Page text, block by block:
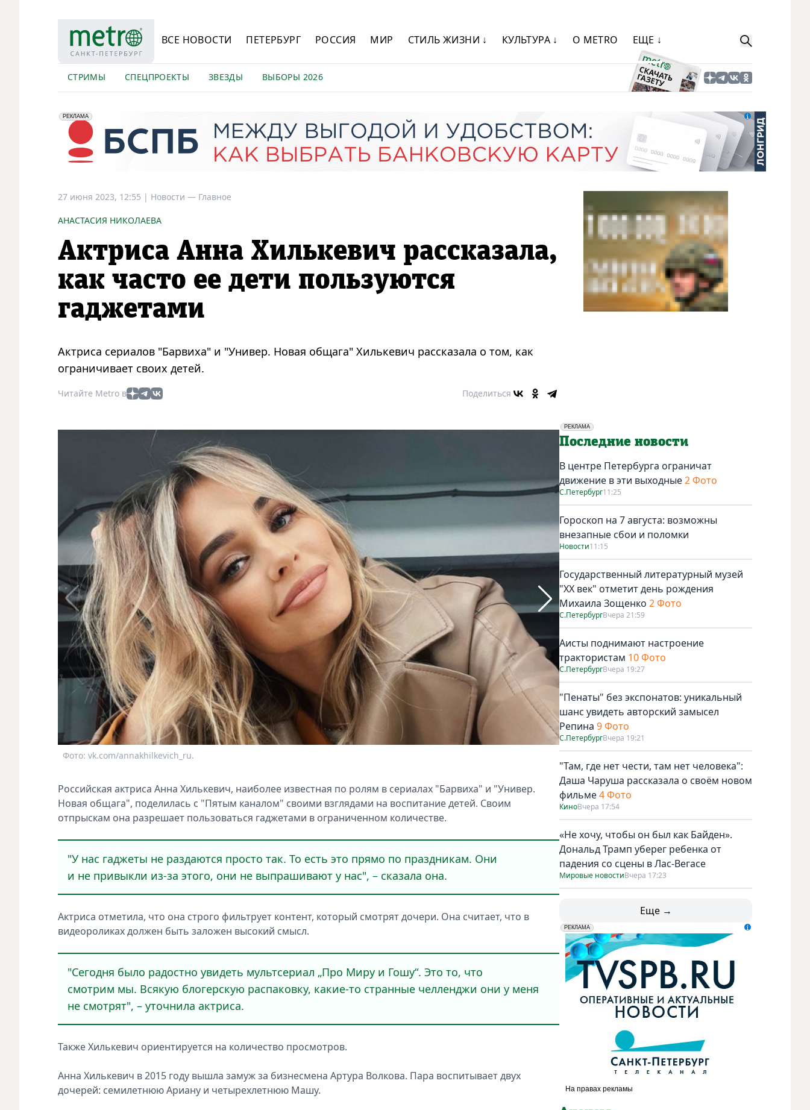
ВСЕ НОВОСТИ ПЕТЕРБУРГ РОССИЯ МИР СТИЛЬ ЖИЗНИ ↓ КУЛЬТУРА ↓ О METRO ЕЩЕ ↓
СТРИМЫ СПЕЦПРОЕКТЫ ЗВЕЗДЫ ВЫБОРЫ 2026
erid: 2VfnxyFybV5
РЕКЛАМА
ПАО "Банк "Санкт-Петербург", ИНН: 7831000027
27 июня 2023, 12:55 | Новости — Главное
АНАСТАСИЯ НИКОЛАЕВА
Актриса Анна Хилькевич рассказала,
как часто ее дети пользуются
гаджетами
Актриса сериалов "Барвиха" и "Универ. Новая общага" Хилькевич рассказала о том, как
ограничивает своих детей.
Читайте Metro в Поделиться
Фото: vk.com/annakhilkevich_ru.
Фото: vk.com/annakhilkevich_ru.
Российская актриса Анна Хилькевич, наиболее известная по ролям в сериалах "Барвиха" и "Универ.
Новая общага", поделилась с "Пятым каналом" своими взглядами на воспитание детей. Своим
отпрыскам она разрешает пользоваться гаджетами в ограниченном количестве.
"У нас гаджеты не раздаются просто так. То есть это прямо по праздникам. Они
и не привыкли из-за этого, они не выпрашивают у нас", – сказала она.
Актриса отметила, что она строго фильтрует контент, который смотрят дочери. Она считает, что в
видеороликах должен быть заложен высокий смысл.
"Сегодня было радостно увидеть мультсериал „Про Миру и Гошу“. Это то, что
смотрим мы. Всякую блогерскую распаковку, какие-то странные челленджи они у меня
не смотрят", – уточнила актриса.
Также Хилькевич ориентируется на количество просмотров.
Анна Хилькевич в 2015 году вышла замуж за бизнесмена Артура Волкова. Пара воспитывает двух
дочерей: семилетнюю Ариану и четырехлетнюю Машу.
РЕКЛАМА
Социальная реклама
Последние новости
В центре Петербурга ограничат
движение в эти выходные2 Фото
С.Петербург11:25
Гороскоп на 7 августа: возможны
внезапные сбои и поломки
Новости11:15
Государственный литературный музей
"ХХ век" отметит день рождения
Михаила Зощенко 2 Фото
С.ПетербургВчера 21:59
Аисты поднимают настроение
трактористам 10 Фото
С.ПетербургВчера 19:27
"Пенаты" без экспонатов: уникальный
шанс увидеть авторский замысел
Репина 9 Фото
С.ПетербургВчера 19:21
"Там, где нет чести, там нет человека":
Даша Чаруша рассказала о своём новом
фильме4 Фото
КиноВчера 17:54
«Не хочу, чтобы он был как Байден».
Дональд Трамп уберег ребенка от
падения со сцены в Лас-Вегасе
Мировые новостиВчера 17:23
Еще →
erid: LdtCK5udn
РЕКЛАМА
АО "ГАТР", ИНН: 7841320717